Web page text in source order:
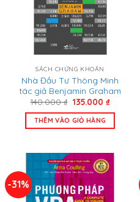
SÁCH CHỨNG KHOÁN
Nhà Đầu Tư Thông Minh
tác giả Benjamin Graham
140.000₫ Giá
là:
140.000 ₫.
135.000 ₫Giá
tại
THÊM VÀO GIỎ HÀNG
-31%